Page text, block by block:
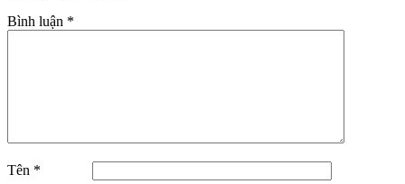
Bình luận *
Tên *